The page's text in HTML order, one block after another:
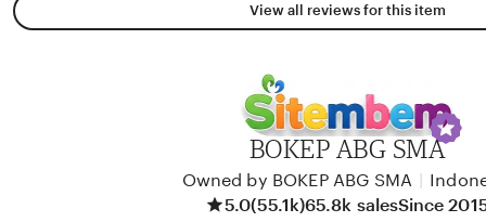
View all reviews for this item
BOKEP ABG SMA
Owned by BOKEP ABG SMA
5.0(55.1k)65.8k salesSince